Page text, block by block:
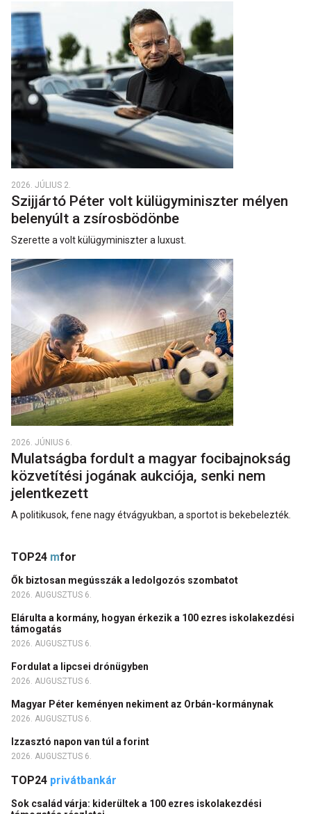
2026. JÚLIUS 2.
Szijjártó Péter volt külügyminiszter mélyen
belenyúlt a zsírosbödönbe
Szerette a volt külügyminiszter a luxust.
2026. JÚNIUS 6.
Mulatságba fordult a magyar focibajnokság
közvetítési jogának aukciója, senki nem
jelentkezett
A politikusok, fene nagy étvágyukban, a sportot is bekebelezték.
TOP24 mfor
Ők biztosan megússzák a ledolgozós szombatot
2026. AUGUSZTUS 6.
Elárulta a kormány, hogyan érkezik a 100 ezres iskolakezdési
támogatás
2026. AUGUSZTUS 6.
Fordulat a lipcsei drónügyben
2026. AUGUSZTUS 6.
Magyar Péter keményen nekiment az Orbán-kormánynak
2026. AUGUSZTUS 6.
Izzasztó napon van túl a forint
2026. AUGUSZTUS 6.
TOP24 privátbankár
Sok család várja: kiderültek a 100 ezres iskolakezdési